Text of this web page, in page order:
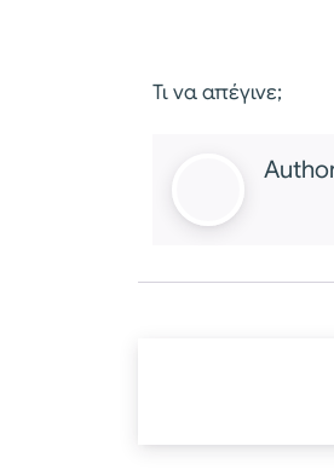
Τι να απέγινε;